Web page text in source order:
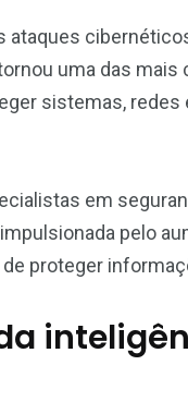
ataques
uma das
sistemas,
em
pelo
proteger
da